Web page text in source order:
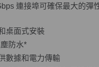
連接埠可確保最大的彈
桌面式安裝
防水*
數據和電力傳輸